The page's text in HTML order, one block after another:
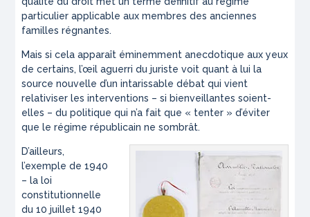
particulier applicable aux membres des anciennes
familles régnantes.
Mais si cela apparaît éminemment anecdotique aux yeux
de certains, l’œil aguerri du juriste voit quant à lui la
source nouvelle d’un intarissable débat qui vient
relativiser les interventions – si bienveillantes soient-
elles – du politique qui n’a fait que « tenter » d’éviter
que le régime républicain ne sombrât.
D’ailleurs,
l’exemple de 1940
– la loi
constitutionnelle
du 10 juillet 1940